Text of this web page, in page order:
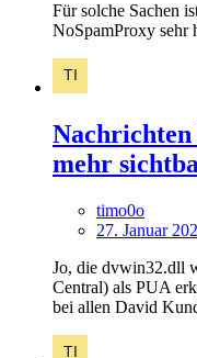
Für solche Sachen
NoSpamProxy sehr
mehr
timo0o
27. Januar
Jo, die dvwin32.dll
Central) als PUA
bei allen David